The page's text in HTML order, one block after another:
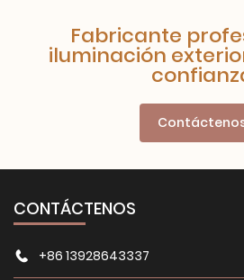
Fabricante
iluminación
CONTÁCTENOS
+86 13928643337